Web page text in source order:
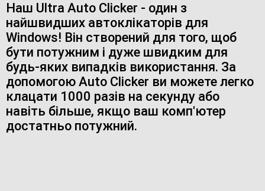
Наш Ultra Auto Clicker - один з
найшвидших автоклікаторів для
Windows! Він створений для того, щоб
бути потужним і дуже швидким для
будь-яких випадків використання. За
допомогою Auto Clicker ви можете легко
клацати 1000 разів на секунду або
навіть більше, якщо ваш комп'ютер
достатньо потужний.